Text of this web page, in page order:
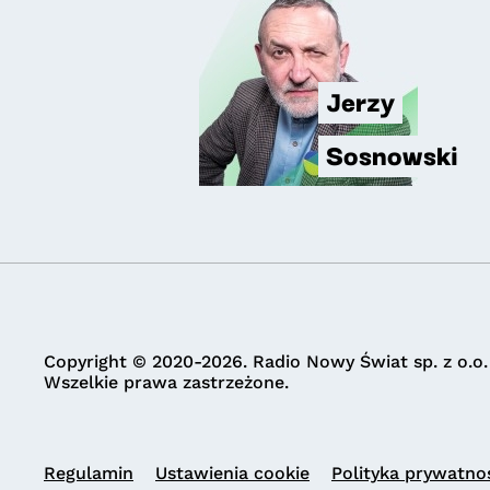
Jerzy
Sosnowski
Copyright © 2020-2026. Radio Nowy Świat sp. z o.o.
Wszelkie prawa zastrzeżone.
Regulamin Ustawienia cookie Polityka